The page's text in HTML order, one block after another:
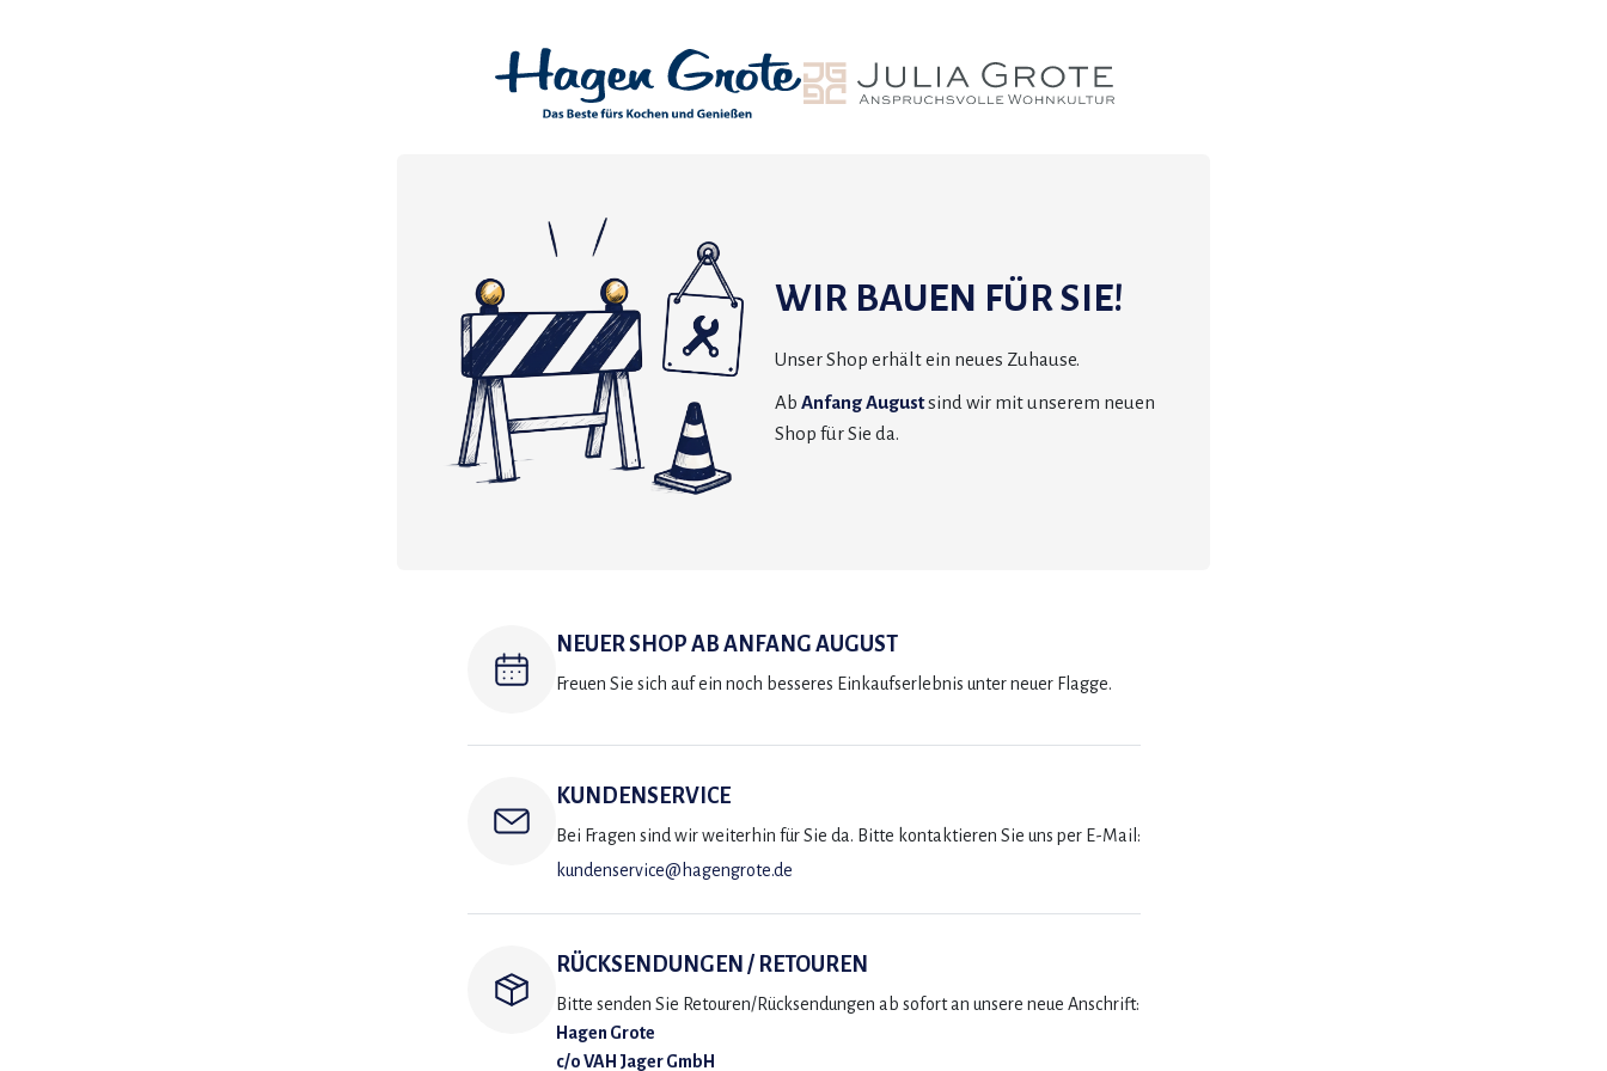
WIR BAUEN FÜR SIE!
Unser Shop erhält ein neues Zuhause.
Ab Anfang Augustsind wir mit unserem neuen
Shop für Sie da.
NEUER SHOP AB ANFANG AUGUST
Freuen Sie sich auf ein noch besseres Einkaufserlebnis unter neuer Flagge.
KUNDENSERVICE
Bei Fragen sind wir weiterhin für Sie da. Bitte kontaktieren Sie uns per E-Mail:
kundenservice@hagengrote.de
RÜCKSENDUNGEN / RETOUREN
Bitte senden Sie Retouren/Rücksendungen ab sofort an unsere neue Anschrift:
Hagen Grote
c/o VAH Jager GmbH